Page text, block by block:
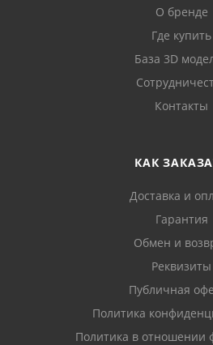
О бренде
Где купить
База 3D
Контакты
КАК
Доставка и
Гарантия
Обмен и
Реквизиты
Публичная
Политика
Политика в отношении